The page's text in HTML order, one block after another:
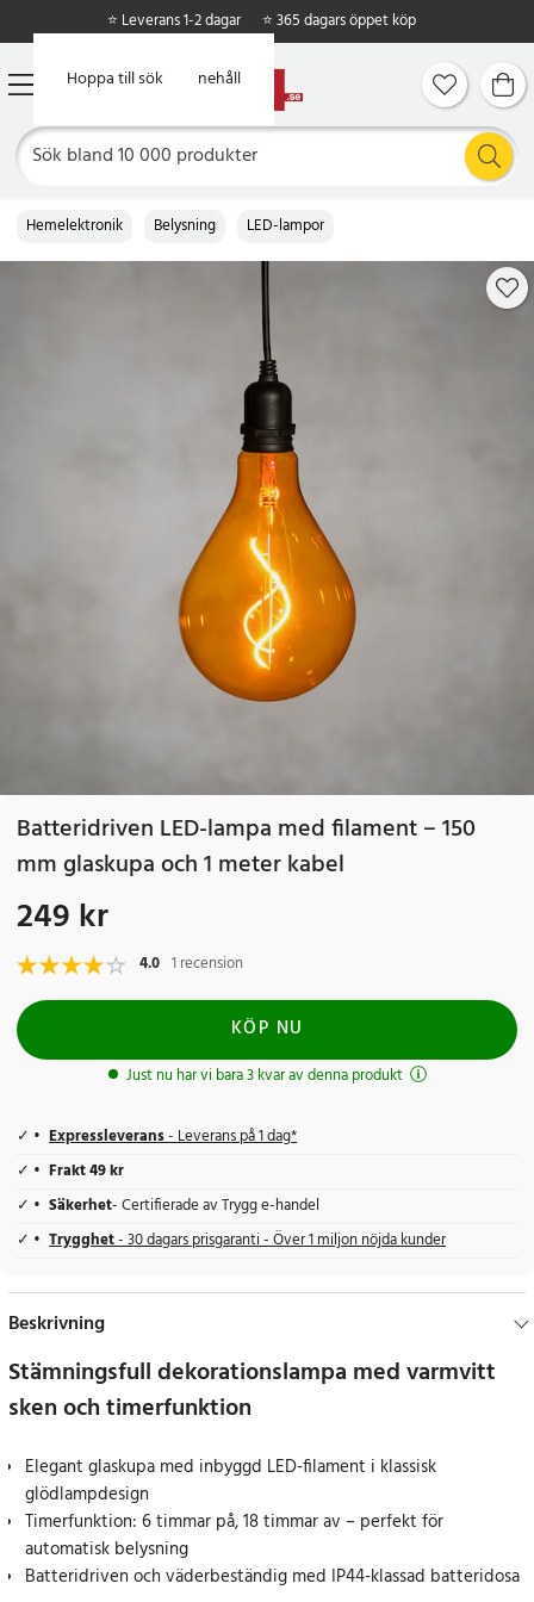
Hoppa till huvudinnehåll
Hoppa till sök
⭐ Leverans 1-2 dagar ⭐ 365 dagars öppet köp
Hemelektronik Belysning LED-lampor
Batteridriven LED-lampa med filament – 150
mm glaskupa och 1 meter kabel
Pris:249 kr
249 kr
4.0 1 recension
KÖP NU
Just nu har vi bara 3 kvar av denna produkt
Expressleverans- Leverans på 1 dag*
Frakt 49 kr
Säkerhet- Certifierade av Trygg e-handel
Trygghet- 30 dagars prisgaranti - Över 1 miljon nöjda kunder
Beskrivning
Stämningsfull dekorationslampa med varmvitt
sken och timerfunktion
Elegant glaskupa med inbyggd LED-filament i klassisk
glödlampdesign
Timerfunktion: 6 timmar på, 18 timmar av – perfekt för
automatisk belysning
Batteridriven och väderbeständig med IP44-klassad batteridosa